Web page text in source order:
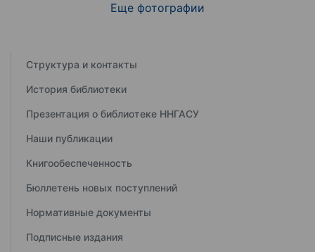
Еще фотографии
Структура и контакты
История библиотеки
Презентация о библиотеке ННГАСУ
Наши публикации
Книгообеспеченность
Бюллетень новых поступлений
Нормативные документы
Подписные издания